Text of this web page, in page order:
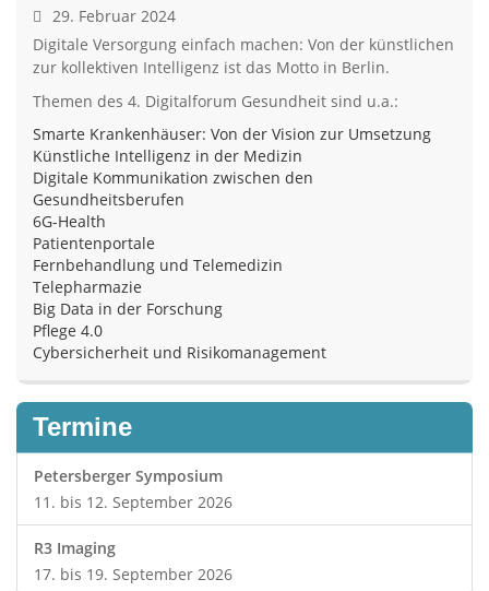
29. Februar 2024
Digitale Versorgung einfach machen: Von der künstlichen
zur kollektiven Intelligenz ist das Motto in Berlin.
Themen des 4. Digitalforum Gesundheit sind u.a.:
Smarte Krankenhäuser: Von der Vision zur Umsetzung
Künstliche Intelligenz in der Medizin
Digitale Kommunikation zwischen den
Gesundheitsberufen
6G-Health
Patientenportale
Fernbehandlung und Telemedizin
Telepharmazie
Big Data in der Forschung
Pflege 4.0
Cybersicherheit und Risikomanagement
Termine
Petersberger Symposium
11. bis 12. September 2026
R3 Imaging
17. bis 19. September 2026